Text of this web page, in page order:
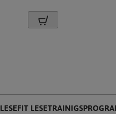
LESEFIT